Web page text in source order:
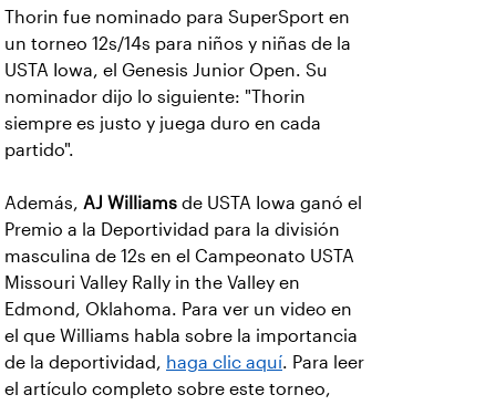
Thorin fue nominado para SuperSport en
un torneo 12s/14s para niños y niñas de la
USTA Iowa, el Genesis Junior Open. Su
nominador dijo lo siguiente: "Thorin
siempre es justo y juega duro en cada
partido".
Además, AJ Williams de USTA Iowa ganó el
Premio a la Deportividad para la división
masculina de 12s en el Campeonato USTA
Missouri Valley Rally in the Valley en
Edmond, Oklahoma. Para ver un video en
el que Williams habla sobre la importancia
de la deportividad, haga clic aquí. Para leer
el artículo completo sobre este torneo,